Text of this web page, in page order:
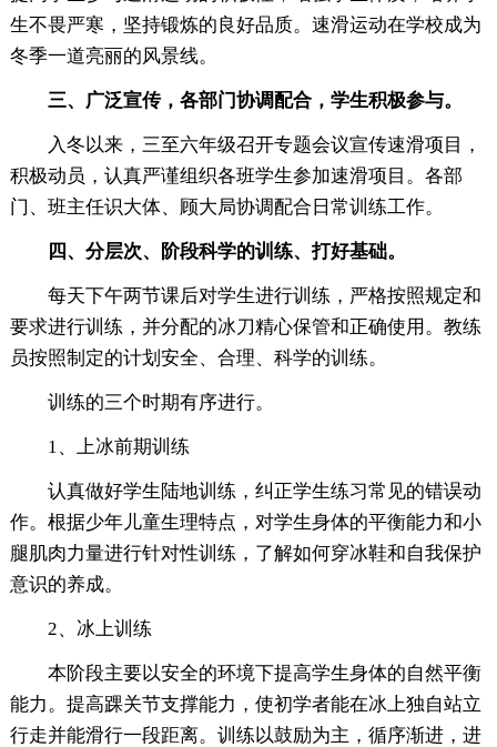
生不畏严寒，坚持锻炼的良好品质。速滑运动在学校成为
冬季一道亮丽的风景线。
三、广泛宣传，各部门协调配合，学生积极参与。
入冬以来，三至六年级召开专题会议宣传速滑项目，
积极动员，认真严谨组织各班学生参加速滑项目。各部
门、班主任识大体、顾大局协调配合日常训练工作。
四、分层次、阶段科学的训练、打好基础。
每天下午两节课后对学生进行训练，严格按照规定和
要求进行训练，并分配的冰刀精心保管和正确使用。教练
员按照制定的计划安全、合理、科学的训练。
训练的三个时期有序进行。
1、上冰前期训练
认真做好学生陆地训练，纠正学生练习常见的错误动
作。根据少年儿童生理特点，对学生身体的平衡能力和小
腿肌肉力量进行针对性训练，了解如何穿冰鞋和自我保护
意识的养成。
2、冰上训练
本阶段主要以安全的环境下提高学生身体的自然平衡
能力。提高踝关节支撑能力，使初学者能在冰上独自站立
行走并能滑行一段距离。训练以鼓励为主，循序渐进，进